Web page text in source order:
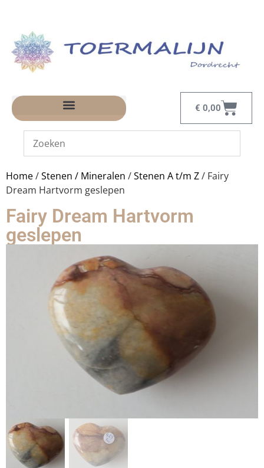
€ 0,00
Home/Stenen / Mineralen /Stenen A t/m Z/ Fairy
Dream Hartvorm geslepen
Fairy Dream Hartvorm
geslepen